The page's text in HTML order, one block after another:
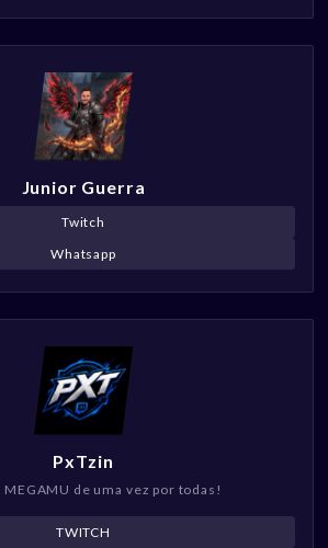
Junior Guerra
Twitch
Whatsapp
PxTzin
MEGAMU de uma vez por todas!
TWITCH